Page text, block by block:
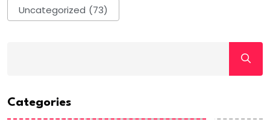
Uncategorized (73)
Categories